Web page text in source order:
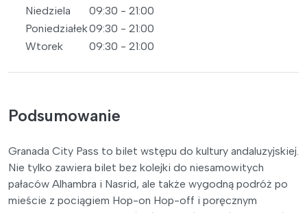
Niedziela
09:30 - 21:00
Poniedziałek09:30 - 21:00
Wtorek
09:30 - 21:00
Podsumowanie
Granada City Pass to bilet wstępu do kultury andaluzyjskiej.
Nie tylko zawiera bilet bez kolejki do niesamowitych
pałaców Alhambra i Nasrid, ale także wygodną podróż po
mieście z pociągiem Hop-on Hop-off i poręcznym